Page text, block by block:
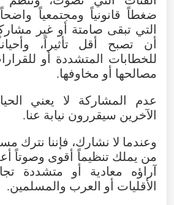
ضغطاً
قانونياً ومجتمعياً واضحاً
التي تبقى صامتة أو غير
أن
تصبح أقل تأثيراً،
للخطابات المتشددة أو
مصالحها أو مخاوفها.
عدم
المشاركة لا يعني
الآخرين سيقررون نيابة عنا.
وعندما لا نشارك، فإننا نترك
من يملك تنظيماً أقوى وصوتاً
آراؤه
معادية أو متشددة
الأقليات أو العرب والمسلمين.